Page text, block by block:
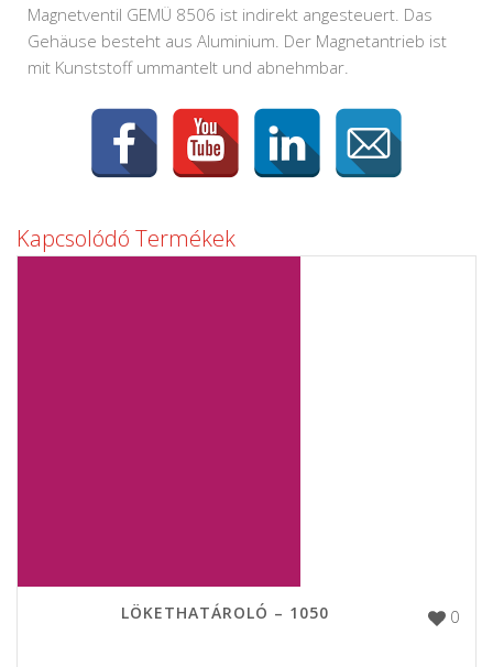
Magnetventil GEMÜ 8506 ist indirekt angesteuert. Das
Gehäuse besteht aus Aluminium. Der Magnetantrieb ist
mit Kunststoff ummantelt und abnehmbar.
Kapcsolódó Termékek
0
LÖKETHATÁROLÓ – 1050